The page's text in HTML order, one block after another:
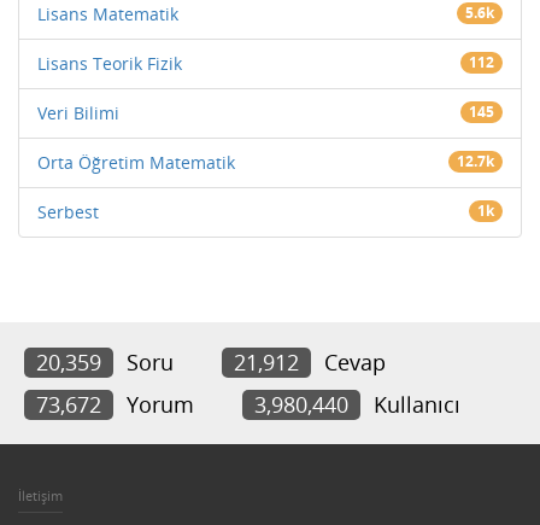
Lisans Matematik 5.6k
Lisans Teorik Fizik 112
Veri Bilimi 145
Orta Öğretim Matematik 12.7k
Serbest 1k
20,359 Soru 21,912
Cevap
73,672
Yorum 3,980,440 Kullanıcı
İletişim